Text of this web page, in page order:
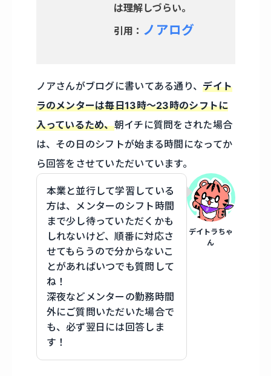
は理解しづらい。
引用： ノアログ
ノアさんがブログに書いてある通り、デイト
ラのメンターは毎日13時〜23時のシフトに
入っているため、朝イチに質問をされた場合
は、その日のシフトが始まる時間になってか
ら回答をさせていただいています。
デイトラちゃ
ん
本業と並行して学習している
方は、メンターのシフト時間
まで少し待っていただくかも
しれないけど、順番に対応さ
せてもらうので分からないこ
とがあればいつでも質問して
ね！
深夜などメンターの勤務時間
外にご質問いただいた場合で
も、必ず翌日には回答しま
す！